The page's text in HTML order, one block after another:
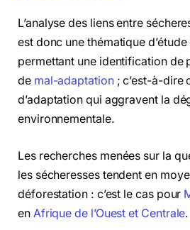
L’analyse des liens entre
est donc une thématique
permettant une identification de
de mal-adaptation; c’est-à-dire
d’adaptation qui aggravent la
environnementale.
Les recherches menées sur la
les sécheresses tendent en
déforestation : c’est le cas pour
en Afrique de l’Ouest et Centrale.